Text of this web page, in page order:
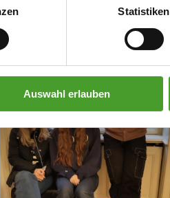
Statistiken
Auswahl erlauben